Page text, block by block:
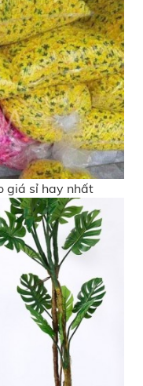
giá sỉ hay nhất